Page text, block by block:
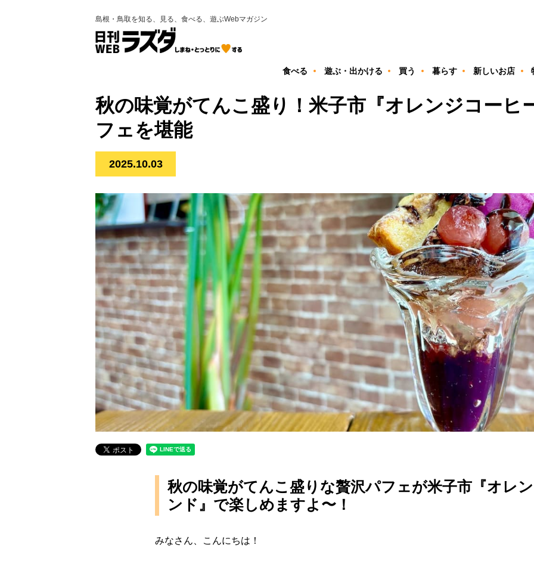
島根・鳥取を知る、見る、食べる、遊ぶWebマガジン
食べる 遊ぶ・出かける 買う 暮らす 新しいお店
秋の味覚がてんこ盛り！米子市『オレンジコーヒ
フェを堪能
2025.10.03
秋の味覚がてんこ盛りな贅沢パフェが米子市『オレ
ンド』で楽しめますよ〜！
みなさん、こんにちは！